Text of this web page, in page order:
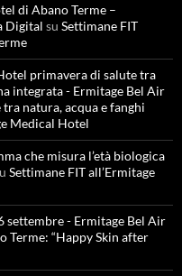
di Abano Terme –
Digital su Settimane FIT
primavera di salute tra
integrata - Ermitage Bel Air
natura, acqua e fanghi
Medical Hotel
che misura l’età biologica
Settimane FIT all’Ermitage
settembre - Ermitage Bel Air
Terme: “Happy Skin after